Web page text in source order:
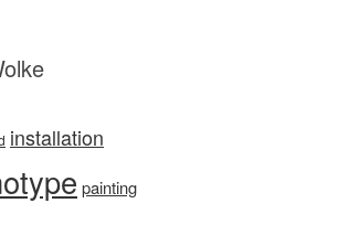
installation
painting